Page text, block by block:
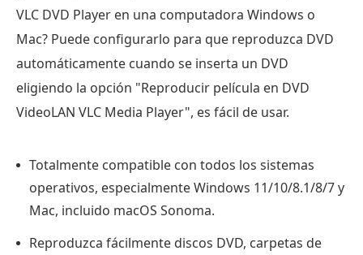
para
sistemas
antiguos
y
archivos
frecuentes
sobre
el
mejor
VLC DVD Player en una computadora Windows o
Mac? Puede configurarlo para que reproduzca DVD
automáticamente cuando se inserta un DVD
eligiendo la opción "Reproducir película en DVD
VideoLAN VLC Media Player", es fácil de usar.
Totalmente compatible con todos los sistemas
operativos, especialmente Windows 11/10/8.1/8/7 y
Mac, incluido macOS Sonoma.
Reproduzca fácilmente discos DVD, carpetas de